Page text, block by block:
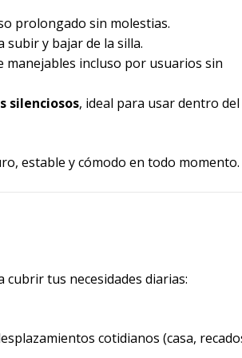
prolongado sin molestias.
subir y bajar de la silla.
manejables incluso por usuarios sin
silenciosos, ideal para usar dentro del
estable y cómodo en todo momento.
cubrir tus necesidades diarias:
cotidianos (casa,